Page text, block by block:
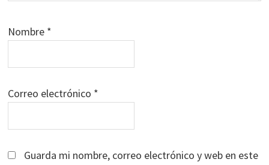
Nombre *
Correo electrónico *
Guarda mi nombre, correo electrónico y web en este